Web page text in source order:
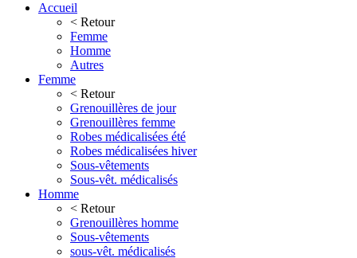
Accueil
< Retour
Femme
Homme
Autres
Femme
< Retour
Grenouillères de jour
Grenouillères femme
Robes médicalisées été
Robes médicalisées hiver
Sous-vêtements
Sous-vêt. médicalisés
Homme
< Retour
Grenouillères homme
Sous-vêtements
sous-vêt. médicalisés